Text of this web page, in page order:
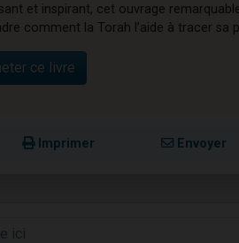
et inspirant, cet ouvrage
comment la Torah l’aide à tracer sa
ce livre
Imprimer Envoyer